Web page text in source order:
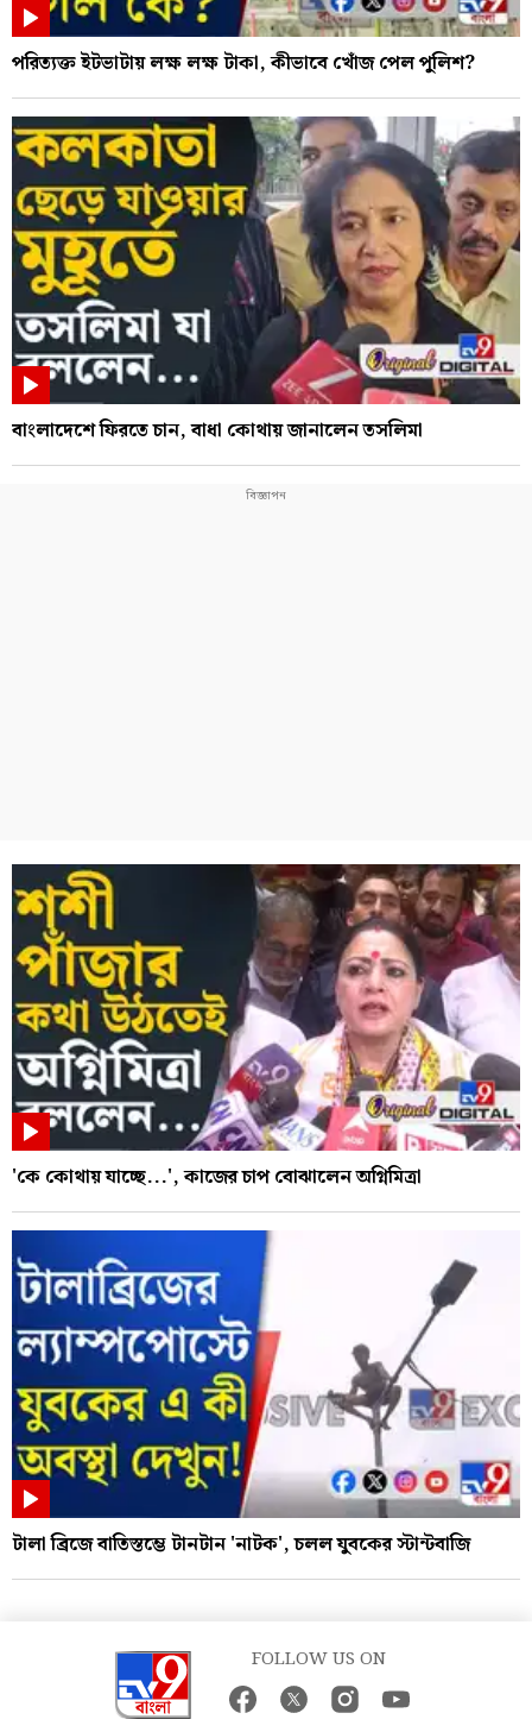
পরিত্যক্ত ইটভাটায় লক্ষ লক্ষ টাকা, কীভাবে খোঁজ পেল পুলিশ?
বাংলাদেশে ফিরতে চান, বাধা কোথায় জানালেন তসলিমা
'কে কোথায় যাচ্ছে...', কাজের চাপ বোঝালেন অগ্নিমিত্রা
টালা ব্রিজে বাতিস্তম্ভে টানটান 'নাটক', চলল যুবকের স্টান্টবাজি
FOLLOW US ON